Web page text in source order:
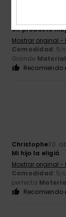
Un producto
Mostrar original -
Comodidad: 5/5
Grande Material
Recomiendo
Christophe30.
Mi hijo la eligió
Mostrar original -
Comodidad: 5/5
perfecta
Recomiendo